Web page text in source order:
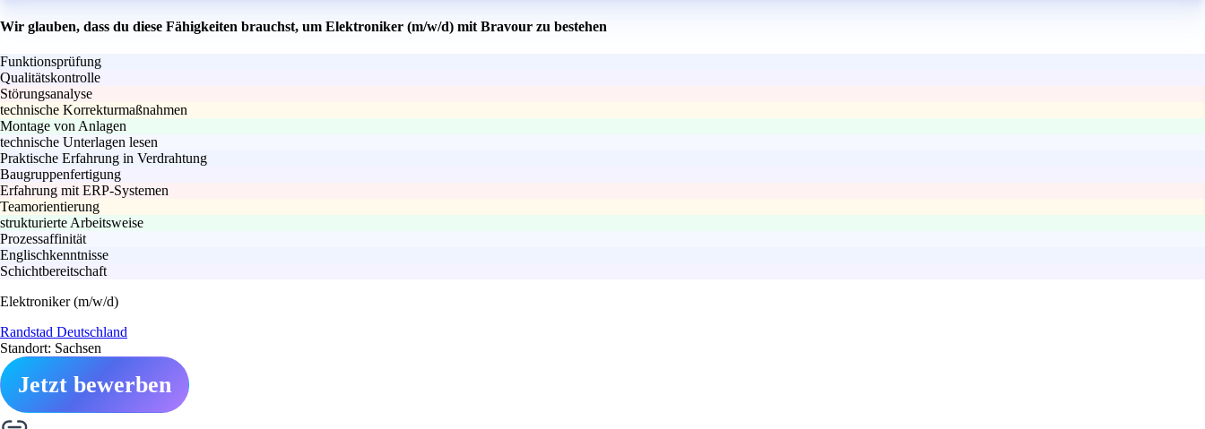
Wir glauben, dass du diese Fähigkeiten brauchst, um Elektroniker (m/w/d) mit Bravour zu bestehen
Funktionsprüfung
Qualitätskontrolle
Störungsanalyse
technische Korrekturmaßnahmen
Montage von Anlagen
technische Unterlagen lesen
Praktische Erfahrung in Verdrahtung
Baugruppenfertigung
Erfahrung mit ERP-Systemen
Teamorientierung
strukturierte Arbeitsweise
Prozessaffinität
Englischkenntnisse
Schichtbereitschaft
Elektroniker (m/w/d)
Randstad Deutschland
Standort: Sachsen
Jetzt bewerben